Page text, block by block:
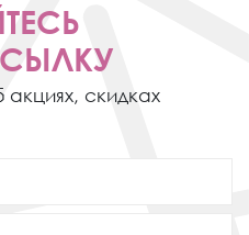
акциях, скидках